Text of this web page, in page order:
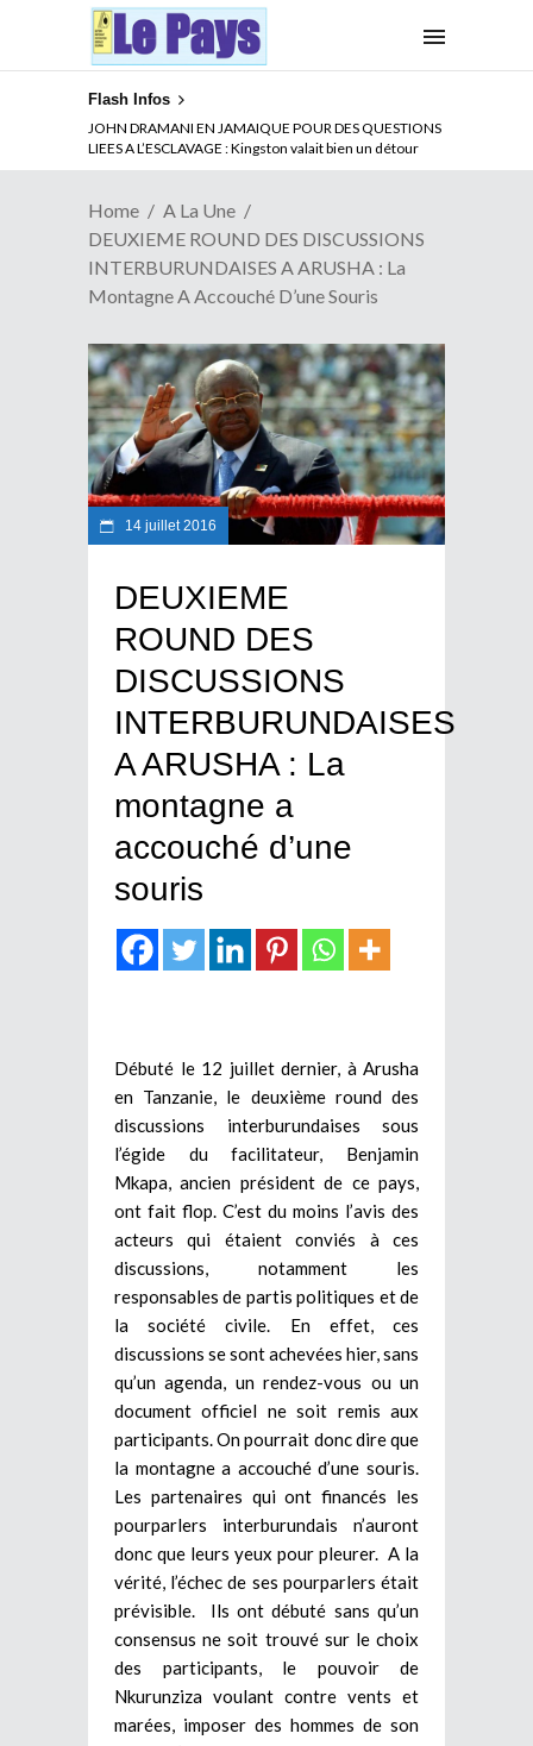
Flash Infos
JOHN DRAMANI EN JAMAIQUE POUR DES QUESTIONS
LIEES A L’ESCLAVAGE : Kingston valait bien un détour
ABSENCE PROLONGEE DE PAUL BIYA DU CAMEROUN :
Qui pilote le Cameroun ?
Home
A La Une
DEUXIEME ROUND DES DISCUSSIONS
INTERBURUNDAISES A ARUSHA : La
Montagne A Accouché D’une Souris
14 juillet 2016
DEUXIEME
ROUND DES
DISCUSSIONS
INTERBURUNDAISES
A ARUSHA : La
montagne a
accouché d’une
souris
Débuté le 12 juillet dernier, à Arusha
en Tanzanie, le deuxième round des
discussions interburundaises sous
l’égide du facilitateur, Benjamin
Mkapa, ancien président de ce pays,
ont fait flop. C’est du moins l’avis des
acteurs qui étaient conviés à ces
discussions, notamment les
responsables de partis politiques et de
la société civile. En effet, ces
discussions se sont achevées hier, sans
qu’un agenda, un rendez-vous ou un
document officiel ne soit remis aux
participants. On pourrait donc dire que
la montagne a accouché d’une souris.
Les partenaires qui ont financés les
pourparlers interburundais n’auront
donc que leurs yeux pour pleurer. A la
vérité, l’échec de ses pourparlers était
prévisible. Ils ont débuté sans qu’un
consensus ne soit trouvé sur le choix
des participants, le pouvoir de
Nkurunziza voulant contre vents et
marées, imposer des hommes de son